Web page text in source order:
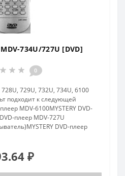
734U/727U [DVD]
0
729U, 732U, 734U, 6100
подходит к следующей
MDV-6100MYSTERY DVD-
плеер MDV-727U
DVD-плеер
₽